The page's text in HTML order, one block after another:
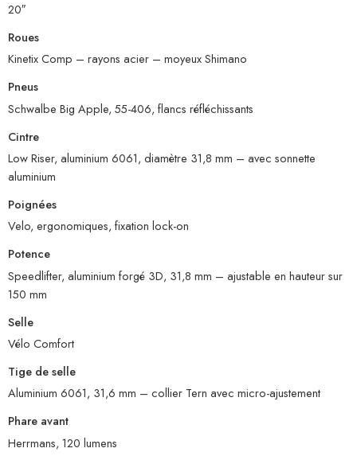
20″
Roues
Kinetix Comp – rayons acier – moyeux Shimano
Pneus
Schwalbe Big Apple, 55-406, flancs réfléchissants
Cintre
Low Riser, aluminium 6061, diamètre 31,8 mm – avec sonnette
aluminium
Poignées
Velo, ergonomiques, fixation lock-on
Potence
Speedlifter, aluminium forgé 3D, 31,8 mm – ajustable en hauteur sur
150 mm
Selle
Vélo Comfort
Tige de selle
Aluminium 6061, 31,6 mm – collier Tern avec micro-ajustement
Phare avant
Herrmans, 120 lumens